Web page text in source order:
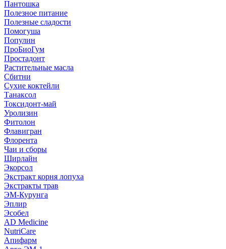
Пантошка
Полезное питание
Полезные сладости
Помогуша
Популин
ПроБиоГум
Простадонт
Растительные масла
Сбитни
Сухие коктейли
Танаксол
Токсидонт-май
Уролизин
Фитолон
Флавигран
Флорента
Чаи и сборы
Ширлайн
Экорсол
Экстракт корня лопуха
Экстракты трав
ЭМ-Курунга
Эплир
Эсобел
AD Medicine
NutriCare
Апифарм